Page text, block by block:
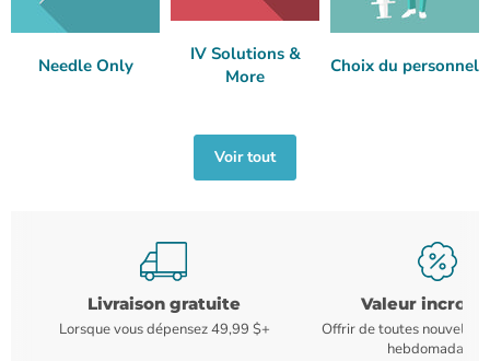
Needle Only
IV Solutions &
More
Choix du personnel
Voir tout
Livraison gratuite
Lorsque vous dépensez 49,99 $+
Valeur
Offrir de toutes nouvelles
hebdomadaires